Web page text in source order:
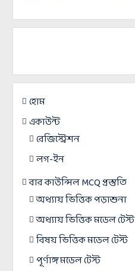
হোম
একাউন্ট
রেজিস্ট্রেশন
লগ-ইন
বার কাউন্সিল MCQ প্রস্তুতি
অধ্যায় ভিত্তিক পড়াশুনা
অধ্যায় ভিত্তিক মডেল টেস্ট
বিষয় ভিত্তিক মডেল টেস্ট
পূর্ণাঙ্গ মডেল টেস্ট